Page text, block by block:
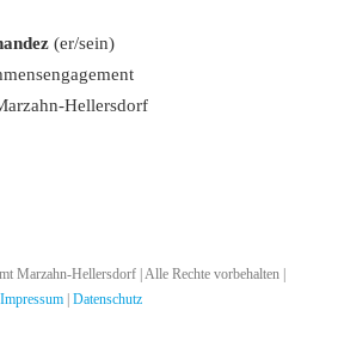
(er/sein)
Hellersdorf
Marzahn-Hellersdorf | Alle Rechte vorbehalten |
Impressum| Datenschutz